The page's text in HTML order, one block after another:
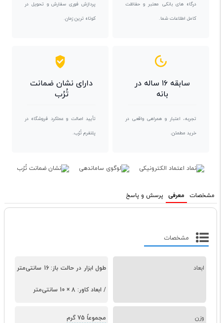
درگاه های بانکی معتبر و حفاظت
کامل اطلاعات شما.
پردازش فوری سفارش و تحویل در
کوتاه ترین زمان.
سابقه ۱۶ ساله در
بانه
تجربه، اعتبار و همراهی واقعی در
خرید مطمئن.
دارای نشان ضمانت
تُرُب
تأیید اصالت و عملکرد فروشگاه در
پلتفرم تُرُب.
مشخصات معرفی پرسش و پاسخ
مشخصات
ابعاد طول ابزار در حالت باز: 16 سانتی‌متر
/ ابعاد کاور: 8 × 10 سانتی‌متر
وزن مجموعاً 75 گرم